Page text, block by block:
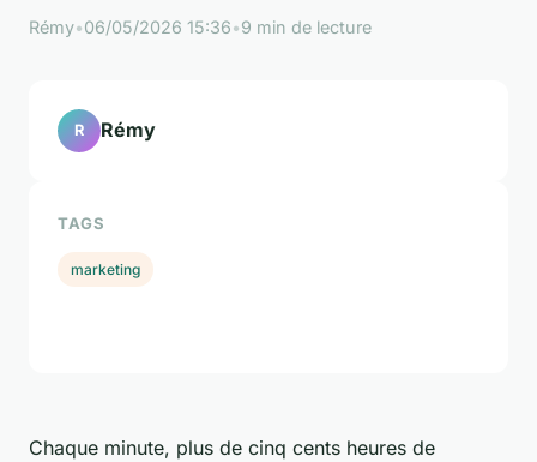
Rémy•06/05/2026 15:36•9 min de lecture
Chaque minute, plus de cinq cents heures de
R Rémy
TAGS
marketing